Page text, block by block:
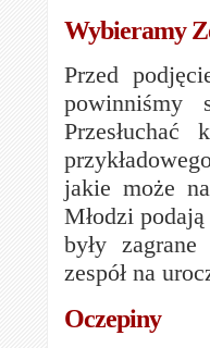
Wybieramy
Przed
powinniśmy
jakie może
Młodzi
były
zespół na
Oczepiny